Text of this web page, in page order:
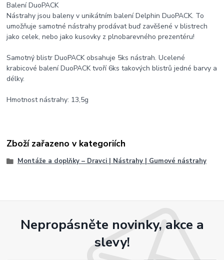
Balení DuoPACK
Nástrahy jsou baleny v unikátním balení Delphin DuoPACK. To
umožňuje samotné nástrahy prodávat buď zavěšené v blistrech
jako celek, nebo jako kusovky z plnobarevného prezentéru!
Samotný blistr DuoPACK obsahuje 5ks nástrah. Ucelené
krabicové balení DuoPACK tvoří 6ks takových blistrů jedné barvy a
délky.
Hmotnost nástrahy: 13,5g
Zboží zařazeno v kategoriích
Montáže a doplňky – Dravci | Nástrahy | Gumové nástrahy
Nepropásněte novinky, akce a
slevy!